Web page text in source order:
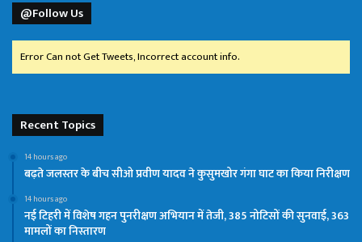
@Follow Us
Error Can not Get Tweets, Incorrect account info.
Recent Topics
14 hours ago
बढ़ते जलस्तर के बीच सीओ प्रवीण यादव ने कुसुमखोर गंगा घाट का किया निरीक्षण
14 hours ago
नई टिहरी में विशेष गहन पुनरीक्षण अभियान में तेजी, 385 नोटिसों की सुनवाई, 363
मामलों का निस्तारण